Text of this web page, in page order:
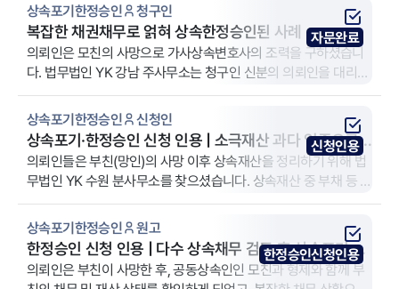
상속포기한정승인 청구인
복잡한 채권채무로 얽혀 상속한정승인된 사례
의뢰인은 모친의 사망으로 가사상속변호사의 조력을 구하셨습니
다. 법무법인 YK 강남 주사무소는 청구인 신분의 의뢰인을 대리했
습니다.
자문완료
상속포기한정승인 신청인
상속포기·한정승인 신청 인용 | 소극재산 과다 입증으로
상속채무 면책 완료
의뢰인들은 부친(망인)의 사망 이후 상속재산을 정리하기 위해 법
무법인 YK 수원 분사무소를 찾으셨습니다. 상속재산 중 부채 등 소
극재산이 많고, 상속인도 여러 명인 복잡한 상황에서 상속인들 각
각의 이해관계를 반영한 맞춤형 대응이 필요하였습니다.
신청인용
상속포기한정승인 원고
한정승인 신청 인용 | 다수 상속채무 검토 후 상속포기 병
행 진행
의뢰인은 부친이 사망한 후, 공동상속인인 모친과 형제와 함께 부
한정승인신청인용